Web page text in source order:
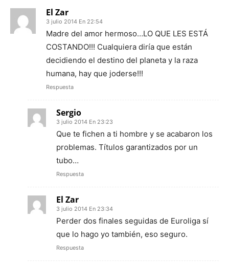
El Zar
3 julio 2014 En 22:54
Madre del amor hermoso…LO QUE LES ESTÁ
COSTANDO!!! Cualquiera diría que están
decidiendo el destino del planeta y la raza
humana, hay que joderse!!!
Respuesta
Sergio
3 julio 2014 En 23:23
Que te fichen a ti hombre y se acabaron los
problemas. Títulos garantizados por un
tubo…
Respuesta
El Zar
3 julio 2014 En 23:34
Perder dos finales seguidas de Euroliga sí
que lo hago yo también, eso seguro.
Respuesta